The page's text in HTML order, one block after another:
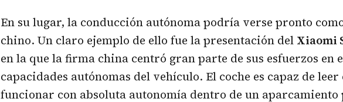
En su lugar, la conducción autónoma podría verse pronto
chino. Un claro ejemplo de ello fue la presentación del Xiaomi
en la que la firma china centró gran parte de sus esfuerzos en
capacidades autónomas del vehículo. El coche es capaz de
funcionar con absoluta autonomía dentro de un